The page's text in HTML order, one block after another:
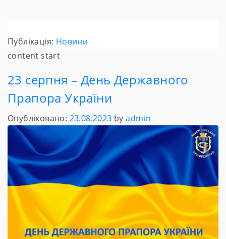
Публікація: Новини
content start
23 серпня – День Державного
Прапора України
Опубліковано: 23.08.2023 byadmin